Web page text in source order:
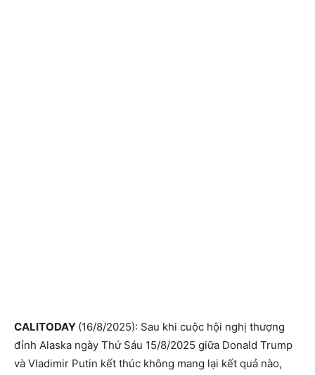
CALITODAY (16/8/2025): Sau khi cuộc hội nghị thượng
đỉnh Alaska ngày Thứ Sáu 15/8/2025 giữa Donald Trump
và Vladimir Putin kết thúc không mang lại kết quả nào,